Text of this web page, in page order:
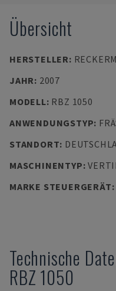
Übersicht
HERSTELLER:
JAHR: 2007
MODELL: RBZ 1050
ANWENDUNGSTYP:
STANDORT:
MASCHINENTYP:
MARKE STEUERGERÄT:
Technische
RBZ 1050